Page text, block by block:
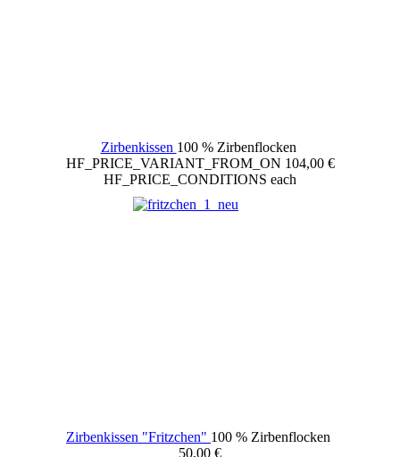
Zirbenkissen 100 % Zirbenflocken
HF_PRICE_VARIANT_FROM_ON 104,00 €
HF_PRICE_CONDITIONS each
Zirbenkissen "Fritzchen" 100 % Zirbenflocken
50,00 €